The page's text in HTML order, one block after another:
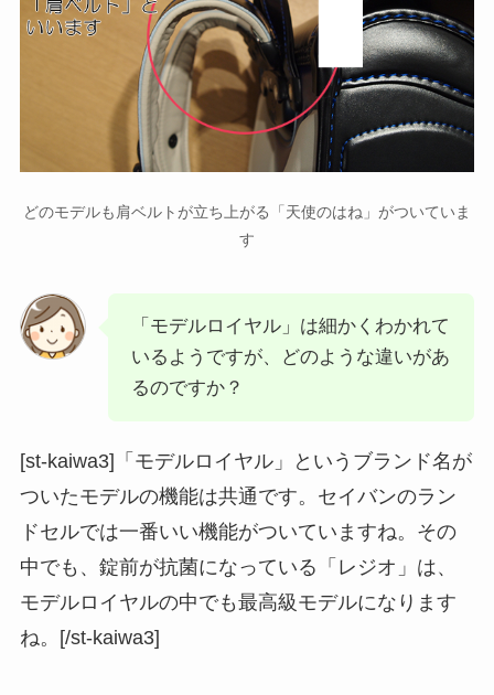
どのモデルも肩ベルトが立ち上がる「天使のはね」がついていま
す
「モデルロイヤル」は細かくわかれて
いるようですが、どのような違いがあ
るのですか？
[st-kaiwa3]「モデルロイヤル」というブランド名が
ついたモデルの機能は共通です。セイバンのラン
ドセルでは一番いい機能がついていますね。その
中でも、錠前が抗菌になっている「レジオ」は、
モデルロイヤルの中でも最高級モデルになります
ね。[/st-kaiwa3]